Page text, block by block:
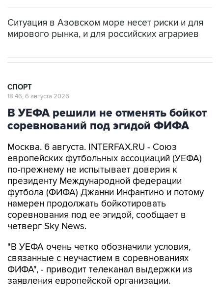
Ситуация в Азовском море несет риски и для
мирового рынка, и для российских аграриев
СПОРТ
18:46, 6 августа 2026
В УЕФА решили не отменять бойкот
соревнований под эгидой ФИФА
Москва. 6 августа. INTERFAX.RU - Союз
европейских футбольных ассоциаций (УЕФА)
по-прежнему не испытывает доверия к
президенту Международной федерации
футбола (ФИФА) Джанни Инфантино и потому
намерен продолжать бойкотировать
соревнования под ее эгидой, сообщает в
четверг Sky News.
"В УЕФА очень четко обозначили условия,
связанные с неучастием в соревнованиях
ФИФА", - приводит телеканал выдержки из
заявления европейской организации.